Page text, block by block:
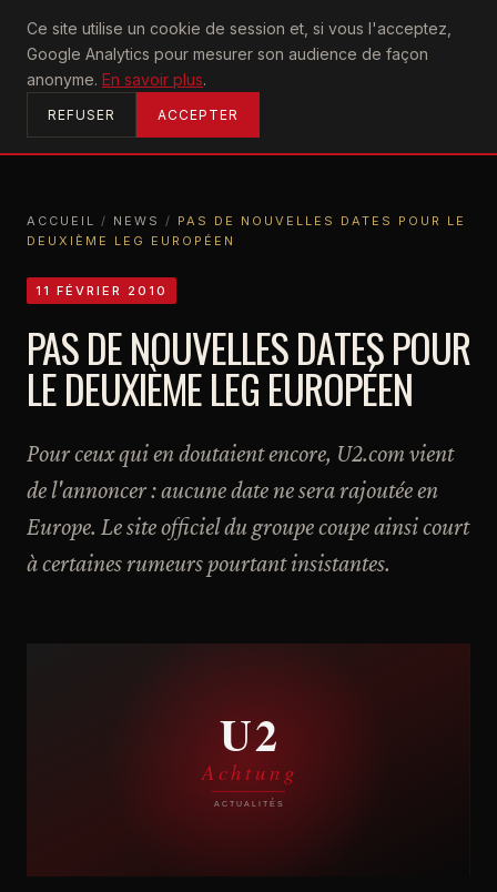
Ce site utilise un cookie de session et, si vous l'acceptez,
Google Analytics pour mesurer son audience de façon
anonyme. En savoir plus.
REFUSER ACCEPTER
U2achtung
ACCUEIL
ACCUEIL / NEWS / PAS DE NOUVELLES DATES POUR LE
DEUXIÈME LEG EUROPÉEN
11 FÉVRIER 2010
PAS DE NOUVELLES DATES POUR
LE DEUXIÈME LEG EUROPÉEN
Pour ceux qui en doutaient encore, U2.com vient
de l'annoncer : aucune date ne sera rajoutée en
Europe. Le site officiel du groupe coupe ainsi court
à certaines rumeurs pourtant insistantes.